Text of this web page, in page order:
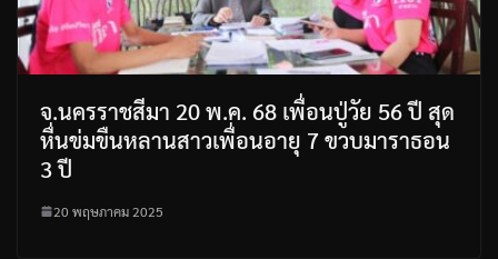
จ.นครราชสีมา 20 พ.ค. 68 เพื่อนปู่วัย 56 ปี สุด
หื่นข่มขืนหลานสาวเพื่อนอายุ 7 ขวบมาราธอน
3 ปี
20 พฤษภาคม 2025